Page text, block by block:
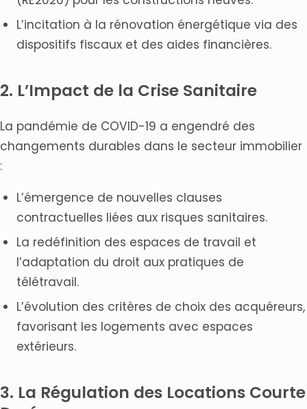
L’incitation à la rénovation énergétique via des
dispositifs fiscaux et des aides financières.
2. L’Impact de la Crise Sanitaire
La pandémie de COVID-19 a engendré des
changements durables dans le secteur immobilier
:
L’émergence de nouvelles clauses
contractuelles liées aux risques sanitaires.
La redéfinition des espaces de travail et
l’adaptation du droit aux pratiques de
télétravail.
L’évolution des critères de choix des acquéreurs,
favorisant les logements avec espaces
extérieurs.
3. La Régulation des Locations Courte